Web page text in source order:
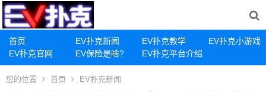
首页 EV扑克新闻 EV扑克教学
EV扑克小游戏
EV扑克官网
EV保险是啥? EV扑克平台介绍
您的位置 首页 EV扑克新闻